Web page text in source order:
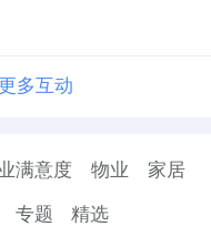
间并不长，却已
：“就是把业主当
己的事。”
多互动
满意度 物业 家居
专题 精选